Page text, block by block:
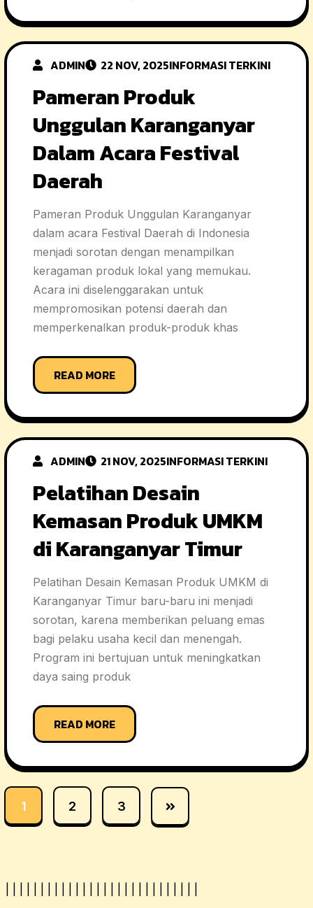
ADMIN 22 NOV, 2025INFORMASI TERKINI
Pameran Produk
Unggulan Karanganyar
Dalam Acara Festival
Daerah
Pameran Produk Unggulan Karanganyar
dalam acara Festival Daerah di Indonesia
menjadi sorotan dengan menampilkan
keragaman produk lokal yang memukau.
Acara ini diselenggarakan untuk
mempromosikan potensi daerah dan
memperkenalkan produk-produk khas
READ MORE
ADMIN 21 NOV, 2025INFORMASI TERKINI
Pelatihan Desain
Kemasan Produk UMKM
di Karanganyar Timur
Pelatihan Desain Kemasan Produk UMKM di
Karanganyar Timur baru-baru ini menjadi
sorotan, karena memberikan peluang emas
bagi pelaku usaha kecil dan menengah.
Program ini bertujuan untuk meningkatkan
daya saing produk
READ MORE
1 2 3